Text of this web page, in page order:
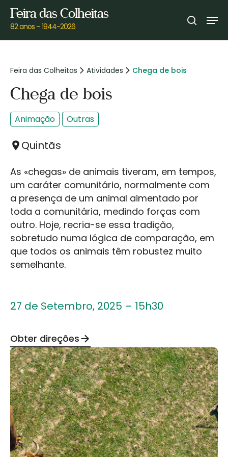
Skip
main
Feira das Colheitas
82 anos – 1944-2026 search
Feira das Colheitas Atividades Chega de bois
Chega de bois
Animação Outras
Quintãs
As «chegas» de animais tiveram, em tempos,
um caráter comunitário, normalmente com
a presença de um animal aimentado por
toda a comunitária, medindo forças com
outro. Hoje, recria-se essa tradição,
sobretudo numa lógica de comparação, em
que todos os animais têm robustez muito
semelhante.
27 de Setembro, 2025 – 15h30
Obter direções